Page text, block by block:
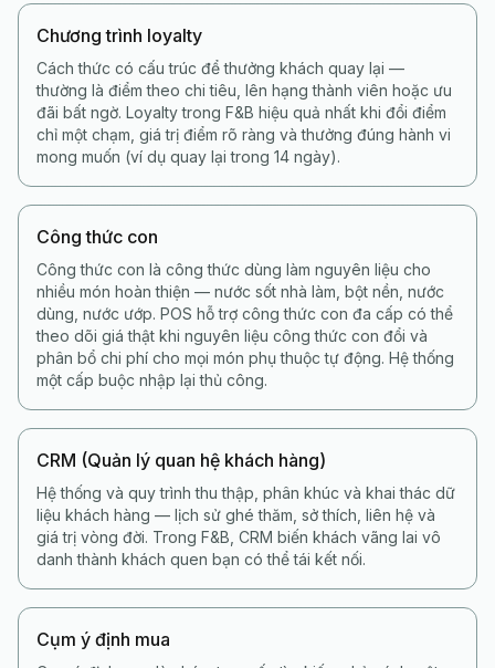
Chương trình loyalty
Cách thức có cấu trúc để thưởng khách quay lại —
thường là điểm theo chi tiêu, lên hạng thành viên hoặc ưu
đãi bất ngờ. Loyalty trong F&B hiệu quả nhất khi đổi điểm
chỉ một chạm, giá trị điểm rõ ràng và thưởng đúng hành vi
mong muốn (ví dụ quay lại trong 14 ngày).
Công thức con
Công thức con là công thức dùng làm nguyên liệu cho
nhiều món hoàn thiện — nước sốt nhà làm, bột nền, nước
dùng, nước ướp. POS hỗ trợ công thức con đa cấp có thể
theo dõi giá thật khi nguyên liệu công thức con đổi và
phân bổ chi phí cho mọi món phụ thuộc tự động. Hệ thống
một cấp buộc nhập lại thủ công.
CRM (Quản lý quan hệ khách hàng)
Hệ thống và quy trình thu thập, phân khúc và khai thác dữ
liệu khách hàng — lịch sử ghé thăm, sở thích, liên hệ và
giá trị vòng đời. Trong F&B, CRM biến khách vãng lai vô
danh thành khách quen bạn có thể tái kết nối.
Cụm ý định mua